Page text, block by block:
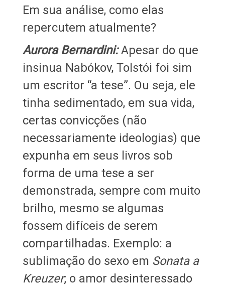
Em sua análise, como elas
repercutem atualmente?
Aurora Bernardini:Apesar do que
insinua Nabókov, Tolstói foi sim
um escritor “a tese”. Ou seja, ele
tinha sedimentado, em sua vida,
certas convicções (não
necessariamente ideologias) que
expunha em seus livros sob
forma de uma tese a ser
demonstrada, sempre com muito
brilho, mesmo se algumas
fossem difíceis de serem
compartilhadas. Exemplo: a
sublimação do sexo em Sonata a
Kreuzer; o amor desinteressado